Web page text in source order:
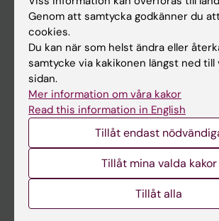
Huvudmeny
Utbildning
Forskarutbildning
Forskning
Nyheter
Genom att samtycka godkänner du
cookies.
Du kan när som helst ändra eller
samtycke via kakikonen längst ned till
sidan.
Mer information om våra kakor
Read this information in English
Tillåt endast
Tillåt mina valda kakor
Tillåt alla